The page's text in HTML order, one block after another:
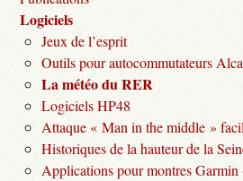
Logiciels
Jeux de l’esprit
Outils pour autocommutateurs
La météo du RER
Logiciels HP48
Attaque « Man in the middle »
Historiques de la hauteur de la
Applications pour montres